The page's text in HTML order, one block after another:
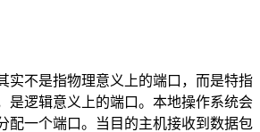
实不是指物理意义上的端口，而是特指
是逻辑意义上的端口。本地操作系统会
配一个端口。当目的主机接收到数据包